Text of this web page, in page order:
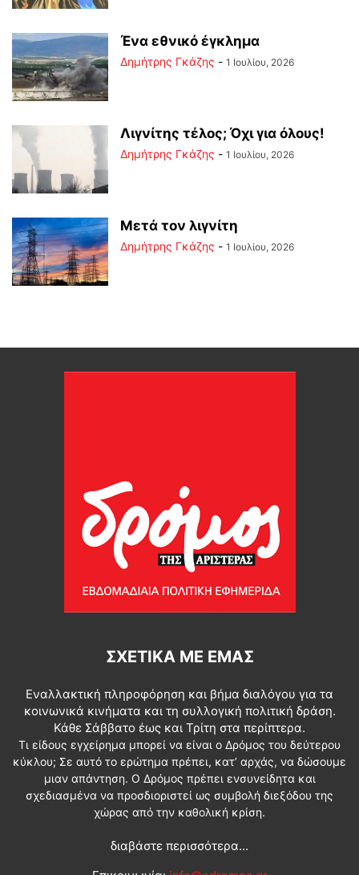
Ένα εθνικό έγκλημα
Δημήτρης Γκάζης - 1 Ιουλίου, 2026
Λιγνίτης τέλος; Όχι για όλους!
Δημήτρης Γκάζης - 1 Ιουλίου, 2026
Μετά τον λιγνίτη
Δημήτρης Γκάζης - 1 Ιουλίου, 2026
ΣΧΕΤΙΚΆ ΜΕ ΕΜΆΣ
Εναλλακτική πληροφόρηση και βήμα διαλόγου για τα
κοινωνικά κινήματα και τη συλλογική πολιτική δράση.
Κάθε Σάββατο έως και Τρίτη στα περίπτερα.
Τι είδους εγχείρημα μπορεί να είναι ο Δρόμος του δεύτερου
κύκλου; Σε αυτό το ερώτημα πρέπει, κατ’ αρχάς, να δώσουμε
μιαν απάντηση. Ο Δρόμος πρέπει ενσυνείδητα και
σχεδιασμένα να προσδιοριστεί ως συμβολή διεξόδου της
χώρας από την καθολική κρίση.
διαβάστε περισσότερα...